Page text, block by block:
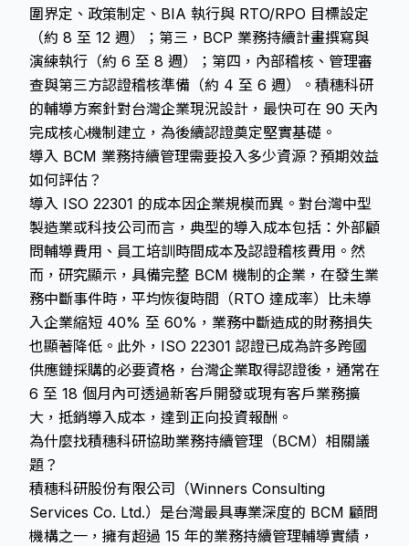
圍界定、政策制定、BIA 執行與 RTO/RPO 目標設定
（約 8 至 12 週）；第三，BCP 業務持續計畫撰寫與
演練執行（約 6 至 8 週）；第四，內部稽核、管理審
查與第三方認證稽核準備（約 4 至 6 週）。積穗科研
的輔導方案針對台灣企業現況設計，最快可在 90 天內
完成核心機制建立，為後續認證奠定堅實基礎。
導入 BCM 業務持續管理需要投入多少資源？預期效益
如何評估？
導入 ISO 22301 的成本因企業規模而異。對台灣中型
製造業或科技公司而言，典型的導入成本包括：外部顧
問輔導費用、員工培訓時間成本及認證稽核費用。然
而，研究顯示，具備完整 BCM 機制的企業，在發生業
務中斷事件時，平均恢復時間（RTO 達成率）比未導
入企業縮短 40% 至 60%，業務中斷造成的財務損失
也顯著降低。此外，ISO 22301 認證已成為許多跨國
供應鏈採購的必要資格，台灣企業取得認證後，通常在
6 至 18 個月內可透過新客戶開發或現有客戶業務擴
大，抵銷導入成本，達到正向投資報酬。
為什麼找積穗科研協助業務持續管理（BCM）相關議
題？
積穗科研股份有限公司（Winners Consulting
Services Co. Ltd.）是台灣最具專業深度的 BCM 顧問
機構之一，擁有超過 15 年的業務持續管理輔導實績，